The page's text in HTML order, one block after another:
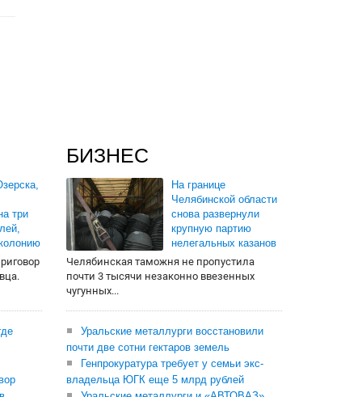
три
БИЗНЕС
На границе
Челябинской области
снова развернули
крупную партию
нелегальных казанов
Челябинская таможня не пропустила
почти 3 тысячи незаконно ввезенных
чугунных...
Уральские металлурги восстановили
почти две сотни гектаров земель
Генпрокуратура требует у семьи экс-
владельца ЮГК еще 5 млрд рублей